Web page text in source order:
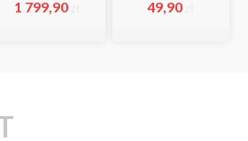
1 799,90 49,90